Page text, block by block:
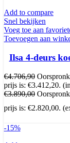
Add to compare
Snel bekijken
Voeg toe aan
Toevoegen aan
Ilsa 4-deurs
€4.706,90
prijs is: €3.412,20.
€3.890,00
prijs is: €2.820,00.
-15%